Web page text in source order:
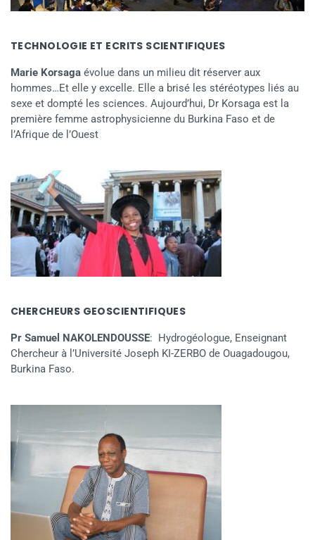
TECHNOLOGIE ET ECRITS SCIENTIFIQUES
Marie Korsaga évolue dans un milieu dit réserver aux
hommes…Et elle y excelle. Elle a brisé les stéréotypes liés au
sexe et dompté les sciences. Aujourd’hui, Dr Korsaga est la
première femme astrophysicienne du Burkina Faso et de
l’Afrique de l’Ouest
CHERCHEURS GEOSCIENTIFIQUES
Pr Samuel NAKOLENDOUSSE: Hydrogéologue, Enseignant
Chercheur à l’Université Joseph KI-ZERBO de Ouagadougou,
Burkina Faso.